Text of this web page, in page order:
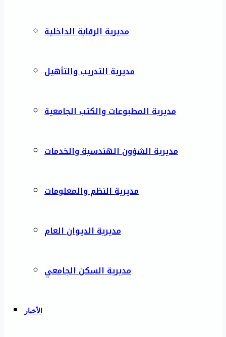
مديرية الرقابة الداخلية
مديرية التدريب والتأهيل
مديرية المطبوعات والكتب الجامعية
مديرية الشؤون الهندسية والخدمات
مديرية النظم والمعلومات
مديرية الديوان العام
مديرية السكن الجامعي
الأخبار